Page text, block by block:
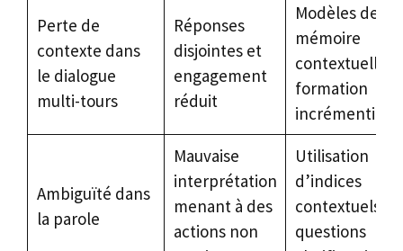
Perte de
contexte dans
le dialogue
multi-tours
Réponses
disjointes et
engagement
réduit
Modèles de
mémoire
contextuelle ;
formation
incrémentielle
Ambiguïté dans
la parole
Mauvaise
interprétation
menant à des
actions non
Utilisation
d’indices
contextuels ;
questions